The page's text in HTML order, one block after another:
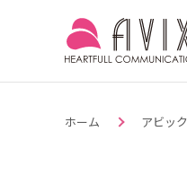
ホーム アビッ